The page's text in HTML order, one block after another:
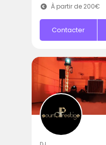
À partir de 200€
Contacter